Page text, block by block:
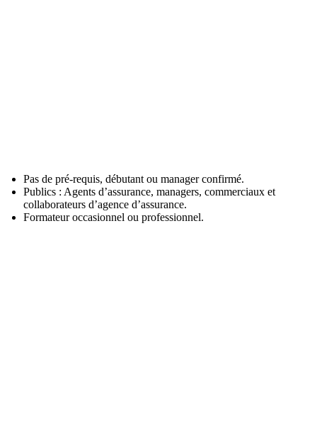
Pas de pré-requis, débutant ou manager confirmé.
Publics : Agents d’assurance, managers, commerciaux et
collaborateurs d’agence d’assurance.
Formateur occasionnel ou professionnel.